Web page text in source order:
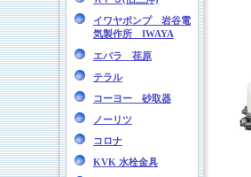
イワヤポンプ 岩谷電
気製作所 IWAYA
エバラ 荏原
テラル
コーヨー 砂取器
ノーリツ
コロナ
KVK 水栓金具